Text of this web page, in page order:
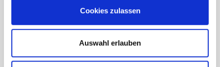
Cookies zulassen
Auswahl erlauben